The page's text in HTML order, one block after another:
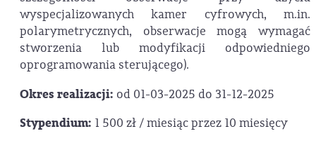
wyspecjalizowanych kamer cyfrowych, m.in.
polarymetrycznych, obserwacje mogą wymagać
stworzenia lub modyfikacji odpowiedniego
oprogramowania sterującego).
Okres realizacji: od 01-03-2025 do 31-12-2025
Stypendium: 1 500 zł / miesiąc przez 10 miesięcy